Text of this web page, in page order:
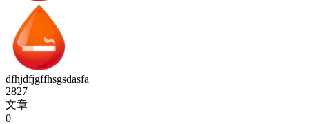
dfhjdfjgffhsgsdasfa
2827
文章
0